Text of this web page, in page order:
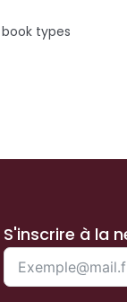
types
S'inscrire à la